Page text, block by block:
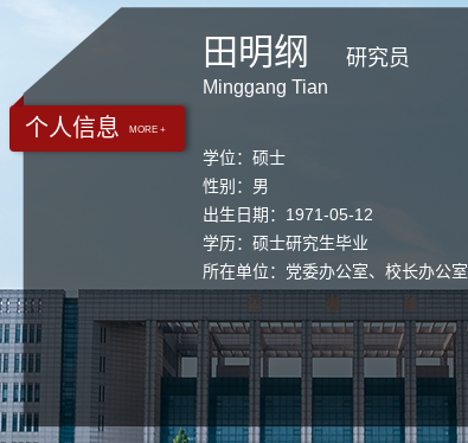
个人信息 MORE +
田明纲
Minggang Tian
研究员
学位：硕士
性别：男
出生日期：1971-05-12
学历：硕士研究生毕业
所在单位：党委办公室、校长办公室